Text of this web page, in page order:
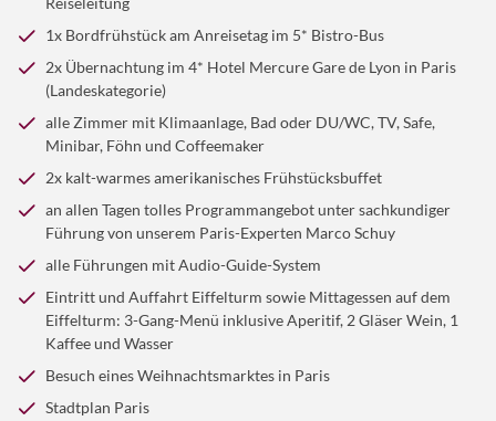
©Ekaterina Pokrovsky - stock.adobe.com
Nach dem Frühstück im Hotel haben Sie die Möglichkeit
zur „Großen Stadtrundfahrt“, bei der Sie die
Sehenswürdigkeiten dieser faszinierenden Stadt unter
sachkundiger Führung unseres Paris-Experten
über die Champs-Élysées. Der krönende Abschluss ist
unser Mittagessen im Restaurant auf dem Eiffelturm,
Rückfahrt zum Hotel. Am frühen Abend besuchen wir
den größten und schönsten Weihnachtsmarkt von Paris
in den Gärten des Louvre. Zum Abschluss bieten wir
Ihnen noch eine faszinierende Lichterrundfahrt durch
das weihnachtlich beleuchtete und dekorierte Paris.
© TTstudio - Fotolia
Nach dem letzten leckeren Frühstück und Kofferladen
geht es mit dem Bus wieder in die Stadtmitte, wo wir
Ihnen ein weiteres Highlight bieten: Eine Seine-
Bootsfahrt durch Paris (zahlbar vor Ort). Danach
Überraschung; anschließend Heimreise. Wir erreichen
am Abend wieder die Ausgangsorte.
1x Bordfrühstück am Anreisetag im 5* Bistro-Bus
2x Übernachtung im 4* Hotel Mercure Gare de Lyon in Paris
(Landeskategorie)
alle Zimmer mit Klimaanlage, Bad oder DU/WC, TV, Safe,
Minibar, Föhn und Coffeemaker
2x kalt-warmes amerikanisches Frühstücksbuffet
an allen Tagen tolles Programmangebot unter sachkundiger
Führung von unserem Paris-Experten Marco Schuy
alle Führungen mit Audio-Guide-System
Eintritt und Auffahrt Eiffelturm sowie Mittagessen auf dem
Eiffelturm: 3-Gang-Menü inklusive Aperitif, 2 Gläser Wein, 1
Kaffee und Wasser
Besuch eines Weihnachtsmarktes in Paris
Stadtplan Paris